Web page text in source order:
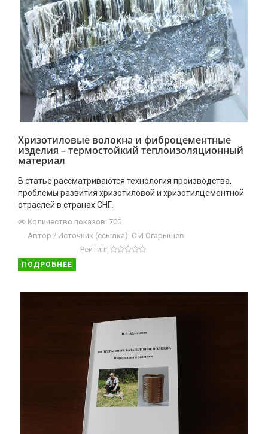
Хризотиловые волокна и фиброцементные
изделия – термостойкий теплоизоляционный
материал
В статье рассматриваются технология производства,
проблемы развития хризотиловой и хризотилцементной
отраслей в странах СНГ.
Количество показов: 700
Автор / Источник (ссылка): С.И.Огарышев
Рейтинг
ПОДРОБНЕЕ